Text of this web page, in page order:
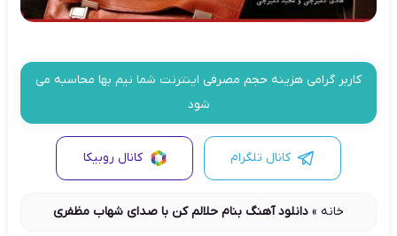
کاربر گرامی هزینه حجم مصرفی اینترنت شما نیم بها محاسبه می
شود
کانال تلگرام کانال روبیکا
خانه» دانلود آهنگ بنام حلالم کن با صدای شهاب مظفری